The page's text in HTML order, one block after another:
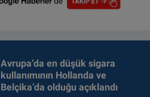
Avrupa’da en düşük sigara
kullanımının Hollanda ve
Belçika’da olduğu açıklandı